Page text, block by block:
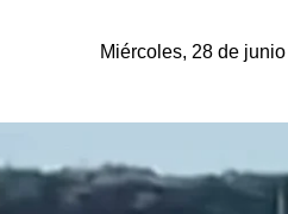
Miércoles, 28 de